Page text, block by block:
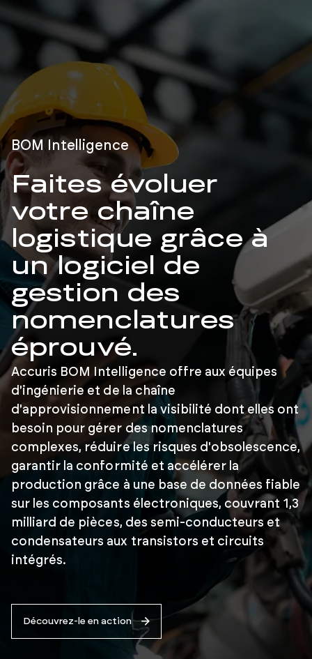
BOM Intelligence
Faites évoluer
votre chaîne
logistique grâce à
un logiciel de
gestion des
nomenclatures
éprouvé.
Accuris BOM Intelligence offre aux équipes
d'ingénierie et de la chaîne
d'approvisionnement la visibilité dont elles ont
besoin pour gérer des nomenclatures
complexes, réduire les risques d'obsolescence,
garantir la conformité et accélérer la
production grâce à une base de données fiable
sur les composants électroniques, couvrant 1,3
milliard de pièces, des semi-conducteurs et
condensateurs aux transistors et circuits
intégrés.
Découvrez-le en action